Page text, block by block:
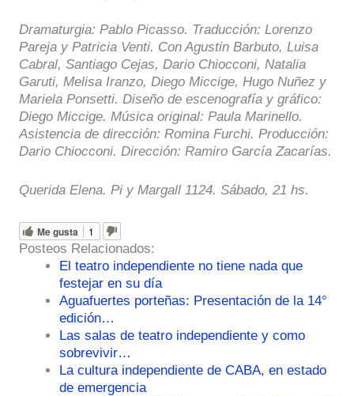
Dramaturgia: Pablo Picasso. Traducción: Lorenzo
Pareja y Patricia Venti. Con Agustin Barbuto, Luisa
Cabral, Santiago Cejas, Dario Chiocconi, Natalia
Garuti, Melisa Iranzo, Diego Miccige, Hugo Nuñez y
Mariela Ponsetti. Diseño de escenografía y gráfico:
Diego Miccige. Música original: Paula Marinello.
Asistencia de dirección: Romina Furchi. Producción:
Dario Chiocconi. Dirección: Ramiro García Zacarías.
Querida Elena. Pi y Margall 1124. Sábado, 21 hs.
Me gusta 1
Posteos Relacionados:
El teatro independiente no tiene nada que
festejar en su día
Aguafuertes porteñas: Presentación de la 14°
edición…
Las salas de teatro independiente y como
sobrevivir…
La cultura independiente de CABA, en estado
de emergencia